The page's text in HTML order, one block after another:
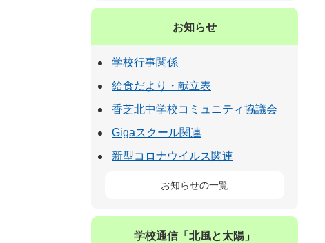
お知らせ
学校行事関係
給食だより・献立表
香芝北中学校コミュニティ協議会
Gigaスクール関連
新型コロナウイルス関連
お知らせの一覧
学校通信「北風と太陽」